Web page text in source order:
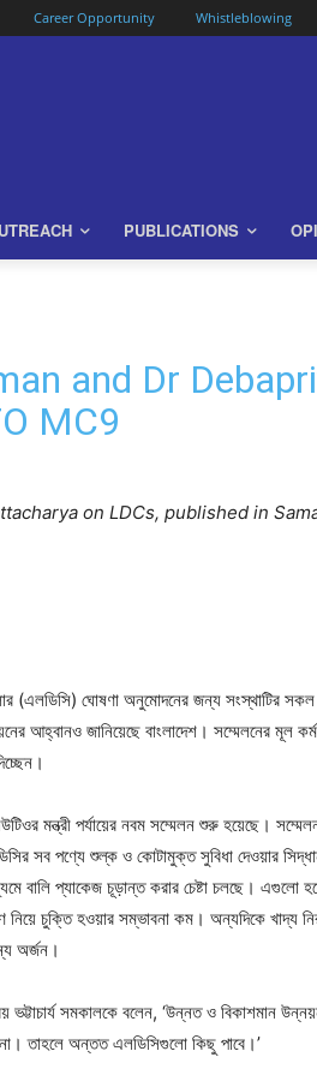
Career Opportunity Whistleblowing
PUBLICATIONS
and Dr
MC9
on LDCs, published in
(এলডিসি) ঘোষণা অনুমোদনের জন্য সংস্থাটির
আহ্বানও জানিয়েছে বাংলাদেশ। সম্মেলনের মূল
মন্ত্রী পর্যায়ের নবম সম্মেলন শুরু হয়েছে।
সব পণ্যে শুল্ক ও কোটামুক্ত সুবিধা দেওয়ার
বালি প্যাকেজ চূড়ান্ত করার চেষ্টা চলছে।
চুক্তি হওয়ার সম্ভাবনা কম। অন্যদিকে খাদ্য
অর্জন।
ভট্টাচার্য সমকালকে বলেন, ‘উন্নত ও বিকাশমান
তাহলে অন্তত এলডিসিগুলো কিছু পাবে।’